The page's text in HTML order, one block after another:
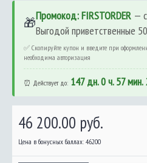
🎁Промокод: FIRSTORDER —
Выгодой приветственные
✅ Скопируйте купон и введите при
необходима авторизация
⏰ Действует до: 147 дн. 0 ч. 57 мин.
46 200.00 руб.
Цена в бонусных баллах: 46200